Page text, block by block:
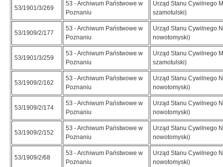
53/1901/3/269
53 - Archiwum Państwowe w
Poznaniu
Urząd Stanu Cywilnego
szamotulski)
53/1909/2/177
53 - Archiwum Państwowe w
Poznaniu
Urząd Stanu Cywilnego
nowotomyski)
53/1901/3/259
53 - Archiwum Państwowe w
Poznaniu
Urząd Stanu Cywilnego
szamotulski)
53/1909/2/162
53 - Archiwum Państwowe w
Poznaniu
Urząd Stanu Cywilnego
nowotomyski)
53/1909/2/174
53 - Archiwum Państwowe w
Poznaniu
Urząd Stanu Cywilnego
nowotomyski)
53/1909/2/152
53 - Archiwum Państwowe w
Poznaniu
Urząd Stanu Cywilnego
nowotomyski)
53/1909/2/68
53 - Archiwum Państwowe w
Poznaniu
Urząd Stanu Cywilnego
nowotomyski)